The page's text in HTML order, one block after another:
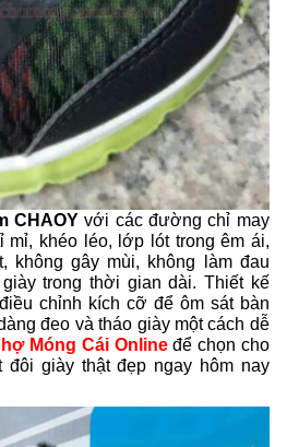
CHAOYvới các đường chỉ may
mỉ, khéo léo, lớp lót trong êm ái,
không gây mùi, không làm đau
trong thời gian dài. Thiết kế
chỉnh kích cỡ để ôm sát bàn
đeo và tháo giày một cách dễ
Móng Cái Onlineđể chọn cho
đôi giày thật đẹp ngay hôm nay